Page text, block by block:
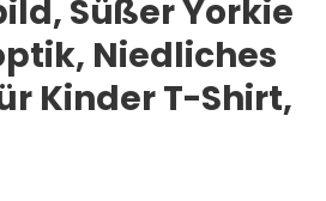
Süßer Yorkie
Niedliches
Kinder T-Shirt,